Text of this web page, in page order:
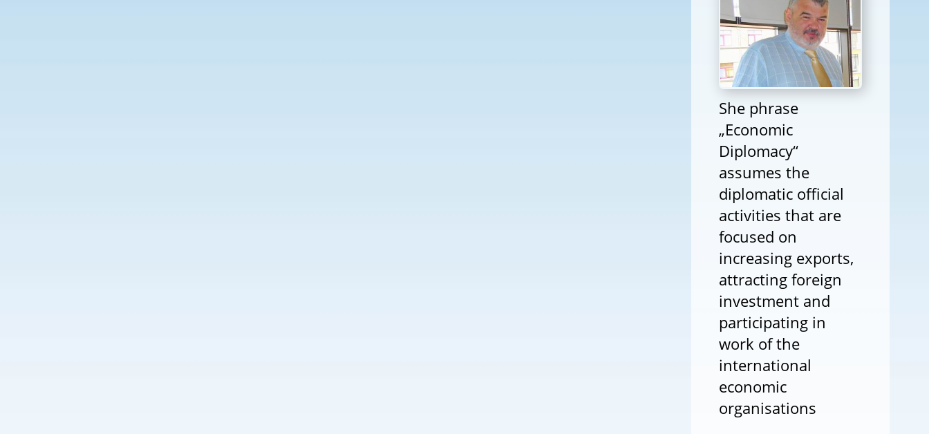
She phrase
„Economic
Diplomacy“
assumes the
diplomatic official
activities that are
focused on
increasing exports,
attracting foreign
investment and
participating in
work of the
international
economic
organisations